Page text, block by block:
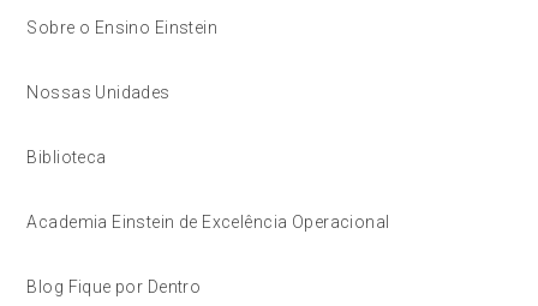
Sobre o Ensino Einstein
Nossas Unidades
Biblioteca
Academia Einstein de Excelência Operacional
Blog Fique por Dentro